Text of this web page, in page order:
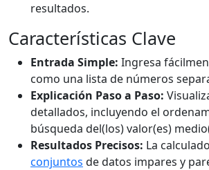
resultados.
Características Clave
Entrada Simple: Ingresa
como una lista de números
Explicación Paso a Paso:
detallados, incluyendo el
búsqueda del(los) valor(es)
Resultados Precisos: La
conjuntos de datos impares y